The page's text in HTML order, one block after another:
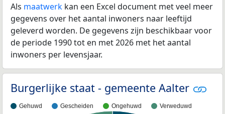
Als maatwerk kan een Excel document met veel meer
gegevens over het aantal inwoners naar leeftijd
geleverd worden. De gegevens zijn beschikbaar voor
de periode 1990 tot en met 2026 met het aantal
inwoners per levensjaar.
Burgerlijke staat - gemeente Aalter
Gehuwd Gescheiden Ongehuwd Verweduwd